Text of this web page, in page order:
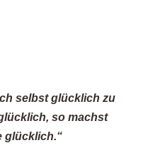
selbst glücklich zu
so machst
glücklich.“